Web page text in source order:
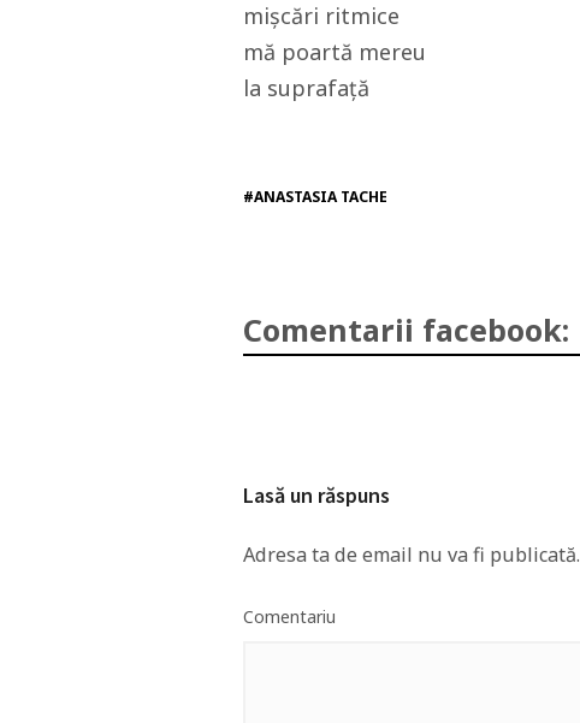
mișcări ritmice
mă poartă mereu
la suprafață
#ANASTASIA TACHE
Comentarii facebook:
Lasă un răspuns
Adresa ta de email nu va fi publicată.
Comentariu